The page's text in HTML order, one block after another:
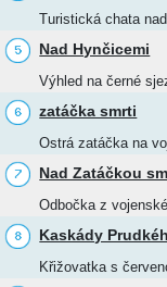
Turistická chata
Nad Hynčicemi
Výhled na černé
zatáčka smrti
Ostrá zatáčka na
Nad Zatáčkou
Odbočka z
Kaskády
Křižovatka s